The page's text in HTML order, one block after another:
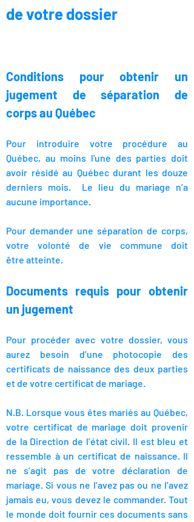
de votre dossier
Conditions pour obtenir un
jugement
de séparation de
corpsau Québec
Pour introduire votre procédure au
Québec, au moins l'une des parties doit
avoir résidé au Québec durant les douze
derniers mois. Le lieu du mariage n’a
aucune importance.
Pour demander une séparation de corps,
votre volonté de vie commune doit
être atteinte.
Documents requis pour obtenir
un jugement
Pour procéder avec votre dossier, vous
aurez besoin d’une photocopie des
certificats de naissance des deux parties
et de votre certificat de mariage.
N.B. Lorsque vous êtes mariés au Québec,
votre certificat de mariage doit provenir
de la Direction de l’état civil. Il est bleu et
ressemble à un certificat de naissance. Il
ne s’agit pas de votre déclaration de
mariage. Si vous ne l’avez pas ou ne l’avez
jamais eu, vous devez le commander. Tout
le monde doit fournir ces documents sans